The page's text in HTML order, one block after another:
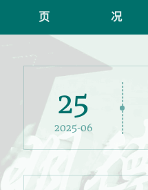
页
况
25
2025-06